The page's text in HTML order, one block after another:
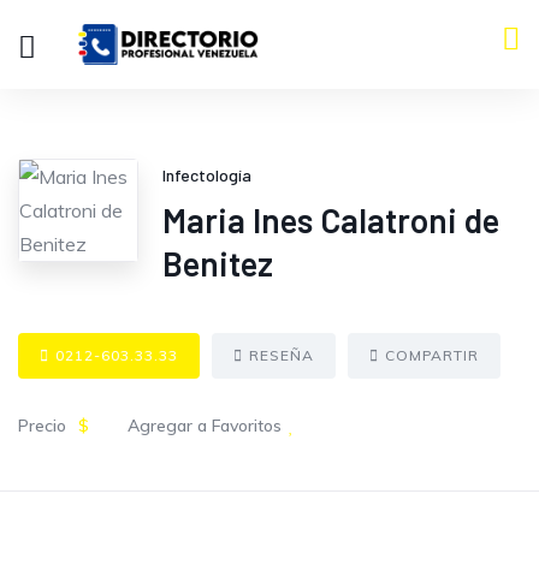
Infectología
Maria Ines Calatroni de
Benitez
0212-603.33.33 RESEÑA COMPARTIR
Precio $ Agregar a Favoritos